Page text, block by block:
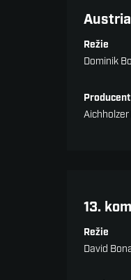
Režie
Dominik
Producent
13.
Režie
David